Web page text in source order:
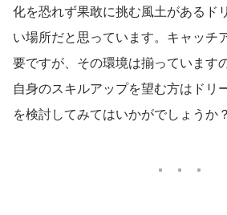
化を恐れず果敢に挑む風土があるド
い場所だと思っています。キャッチ
要ですが、その環境は揃っています
自身のスキルアップを望む方はドリ
を検討してみてはいかがでしょうか？